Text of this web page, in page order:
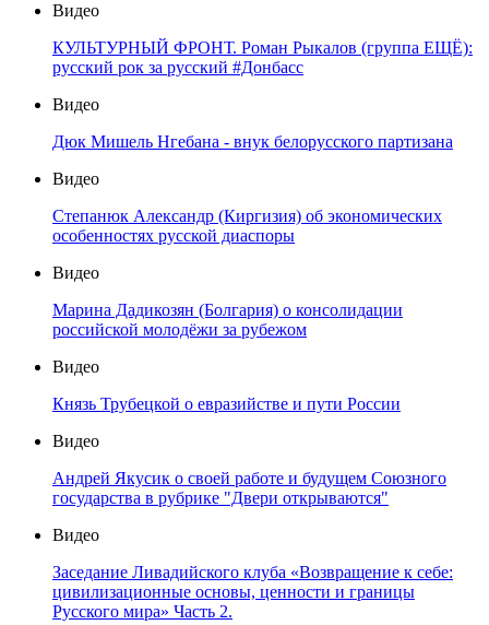
Видео
КУЛЬТУРНЫЙ ФРОНТ. Роман Рыкалов (группа ЕЩЁ):
русский рок за русский #Донбасс
Видео
Дюк Мишель Нгебана - внук белорусского партизана
Видео
Степанюк Александр (Киргизия) об экономических
особенностях русской диаспоры
Видео
Марина Дадикозян (Болгария) о консолидации
российской молодёжи за рубежом
Видео
Князь Трубецкой о евразийстве и пути России
Видео
Андрей Якусик о своей работе и будущем Союзного
государства в рубрике "Двери открываются"
Видео
Заседание Ливадийского клуба «Возвращение к себе:
цивилизационные основы, ценности и границы
Русского мира» Часть 2.